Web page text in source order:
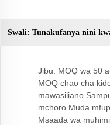
Swali: Tunakufanya nini
Jibu: MOQ wa 50
MOQ chao cha
mawasiliano
mchoro Muda
Msaada wa